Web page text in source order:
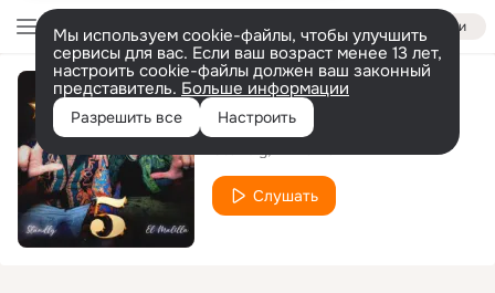
Войти
Мы используем cookie-файлы, чтобы улучшить
сервисы для вас. Если ваш возраст менее 13 лет,
настроить cookie-файлы должен ваш законный
представитель. Больше информации
Разрешить все Настроить
5 Estrellas
Слушать